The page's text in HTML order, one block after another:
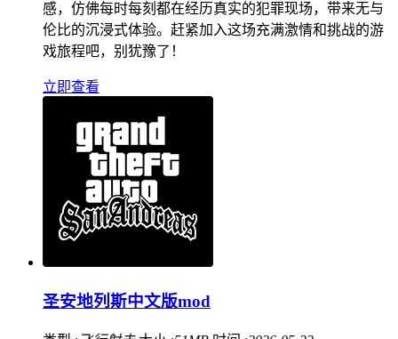
感，仿佛每时每刻都在经历真实的犯罪现场，带来无与
伦比的沉浸式体验。赶紧加入这场充满激情和挑战的游
戏旅程吧，别犹豫了！
立即查看
圣安地列斯中文版mod